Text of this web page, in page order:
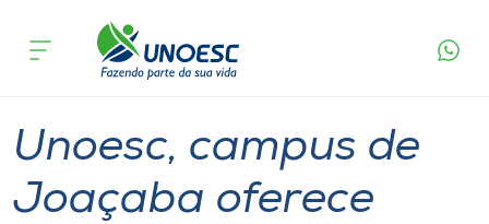
Cursos
Pesquisa
acontece
Unoesc, campus de
Joaçaba oferece